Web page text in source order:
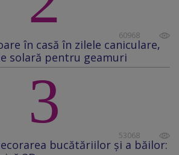
60968
în casă în zilele caniculare,
solară pentru geamuri
3 53068
bucătăriilor și a băilor: